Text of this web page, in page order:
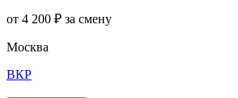
от 4 200 ₽ за смену
Москва
ВКР